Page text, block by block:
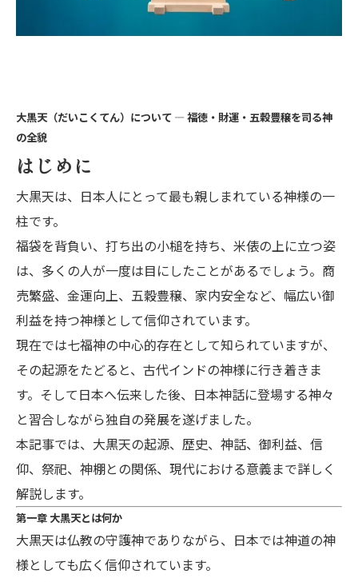
大黒天（だいこくてん）について ― 福徳・財運・五穀豊穣を司る神
の全貌
はじめに
大黒天は、日本人にとって最も親しまれている神様の一
柱です。
福袋を背負い、打ち出の小槌を持ち、米俵の上に立つ姿
は、多くの人が一度は目にしたことがあるでしょう。商
売繁盛、金運向上、五穀豊穣、家内安全など、幅広い御
利益を持つ神様として信仰されています。
現在では七福神の中心的存在として知られていますが、
その起源をたどると、古代インドの神様に行き着きま
す。そして日本へ伝来した後、日本神話に登場する神々
と習合しながら独自の発展を遂げました。
本記事では、大黒天の起源、歴史、神話、御利益、信
仰、祭祀、神棚との関係、現代における意義まで詳しく
解説します。
第一章 大黒天とは何か
大黒天は仏教の守護神でありながら、日本では神道の神
様としても広く信仰されています。